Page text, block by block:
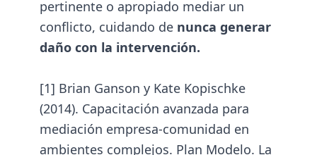
pertinente o apropiado mediar un
conflicto, cuidando de nunca generar
daño con la intervención.
[1] Brian Ganson y Kate Kopischke
(2014). Capacitación avanzada para
mediación empresa-comunidad en
ambientes complejos. Plan Modelo. La